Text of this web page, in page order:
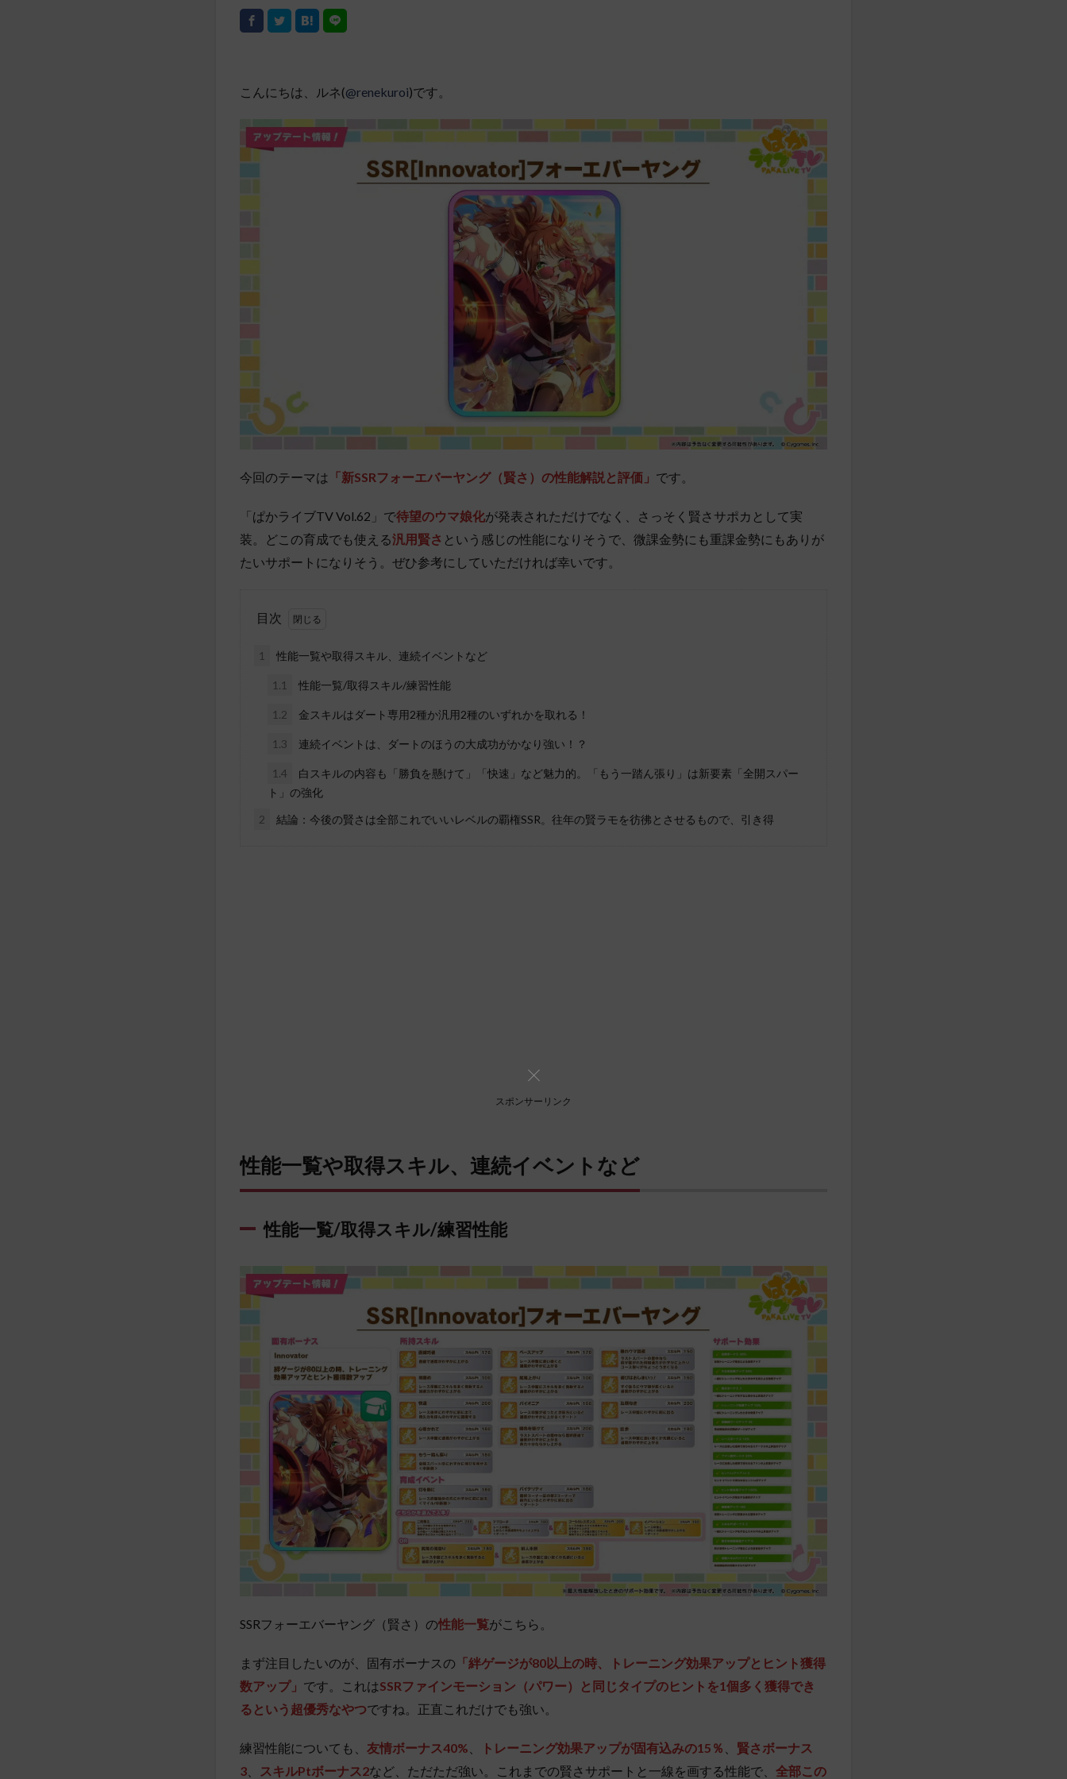
こんにちは、ルネ(@renekuroi)です。
今回のテーマは 「新SSRフォーエバーヤング（賢さ）の性能解説と評価」 です。
「ぱかライブTV Vol.62」で待望のウマ娘化が発表されただけでなく、さっそく賢さサポカとして実
装。どこの育成でも使える汎用賢さ という感じの性能になりそうで、微課金勢にも重課金勢にもありが
たいサポートになりそう。ぜひ参考にしていただければ幸いです。
目次
1 性能一覧や取得スキル、連続イベントなど
1.1 性能一覧/取得スキル/練習性能
1.2 金スキルはダート専用2種か汎用2種のいずれかを取れる！
1.3 連続イベントは、ダートのほうの大成功がかなり強い！？
1.4
白スキルの内容も「勝負を懸けて」「快速」など魅力的。「もう一踏ん張り」は新要素「全開スパー
ト」の強化
2
結論：今後の賢さは全部これでいいレベルの覇権SSR。往年の賢ラモを彷彿とさせるもので、引き得
スポンサーリンク
性能一覧や取得スキル、連続イベントなど
性能一覧/取得スキル/練習性能
SSRフォーエバーヤング（賢さ）の性能一覧がこちら。
まず注目したいのが、固有ボーナスの 「絆ゲージが80以上の時、トレーニング効果アップとヒント獲得
数アップ」 です。これはSSRファインモーション（パワー）と同じタイプのヒントを1個多く獲得でき
るという超優秀なやつですね。正直これだけでも強い。
練習性能についても、 友情ボーナス40% トレーニング効果アップが固有込みの15％
賢さボーナス
3
スキルPtボーナス2など、ただただ強い。これまでの賢さサポートと一線を画する性能で、 全部この